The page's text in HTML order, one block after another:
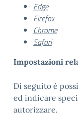
Edge
Firefox
Chrome
Safari
Impostazioni
Di seguito è
ed indicare
autorizzare.